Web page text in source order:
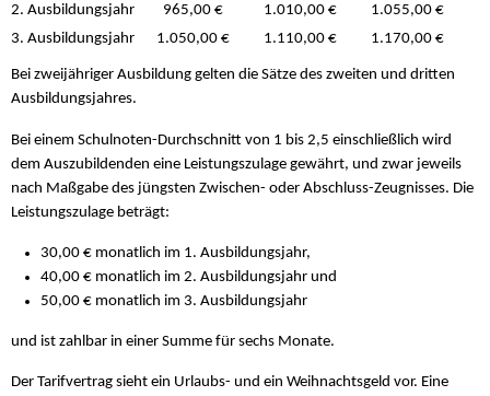
2. Ausbildungsjahr
965,00 € 1.010,00 €
1.055,00 €
3. Ausbildungsjahr
1.050,00 € 1.110,00 € 1.170,00 €
Bei zweijähriger Ausbildung gelten die Sätze des zweiten und dritten
Ausbildungsjahres.
Bei einem Schulnoten-Durchschnitt von 1 bis 2,5 einschließlich wird
dem Auszubildenden eine Leistungszulage gewährt, und zwar jeweils
nach Maßgabe des jüngsten Zwischen- oder Abschluss-Zeugnisses. Die
Leistungszulage beträgt:
30,00 € monatlich im 1. Ausbildungsjahr,
40,00 € monatlich im 2. Ausbildungsjahr und
50,00 € monatlich im 3. Ausbildungsjahr
und ist zahlbar in einer Summe für sechs Monate.
Der Tarifvertrag sieht ein Urlaubs- und ein Weihnachtsgeld vor. Eine